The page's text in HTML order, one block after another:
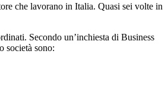
che lavorano in Italia. Quasi sei volte in
Secondo un’inchiesta di Business
società sono: